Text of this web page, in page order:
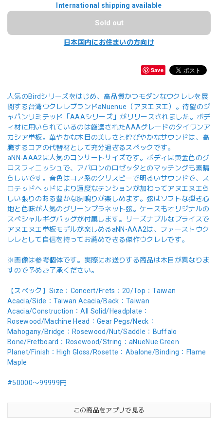
International shipping available
Sold out
日本国内にお住まいの方向け
Save
人気のBirdシリーズをはじめ、高品質かつモダンなウクレレを展
開する台湾ウクレレブランドaNuenue（アヌエヌエ）。待望のジ
ャパンリミテッド「AAAシリーズ」がリリースされました。ボデ
ィ材に用いられているのは厳選されたAAAグレードのタイワンア
カシア単板。華やかな木目の美しさと煌びやかなサウンドは、高
騰するコアの代替材として充分過ぎるスペックです。
aNN-AAA2は人気のコンサートサイズです。ボディは黄金色のグ
ロスフィニッシュで、アバロンのロゼッタとのマッチングも素晴
らしいです。音色はコア系のクリスピーで明るいサウンドで、ス
ロテッドヘッドにより適度なテンションが加わってアヌエヌエら
しい張りのある豊かな胴鳴りが楽しめます。弦はソフトな弾き心
地と色味が人気のグリーンプラネット弦。ケースもオリジナルの
スペシャルギグバッグが付属します。リーズナブルなプライスで
アヌエヌエ単板モデルが楽しめるaNN-AAA2は、ファーストウク
レレとして自信を持ってお薦めできる傑作ウクレレです。
※画像は参考個体です。実際にお送りする商品は木目が異なりま
すので予めご了承ください。
【スペック】Size：Concert/Frets：20/Top：Taiwan
Acacia/Side：Taiwan Acacia/Back：Taiwan
Acacia/Construction：All Solid/Headplate：
Rosewood/Machine Head：Gear Pegs/Neck：
Mahogany/Bridge：Rosewood/Nut/Saddle：Buffalo
Bone/Fretboard：Rosewood/String：aNueNue Green
Planet/Finish：High Gloss/Rosette：Abalone/Binding：Flame
Maple
#50000〜99999円
この商品をアプリで見る